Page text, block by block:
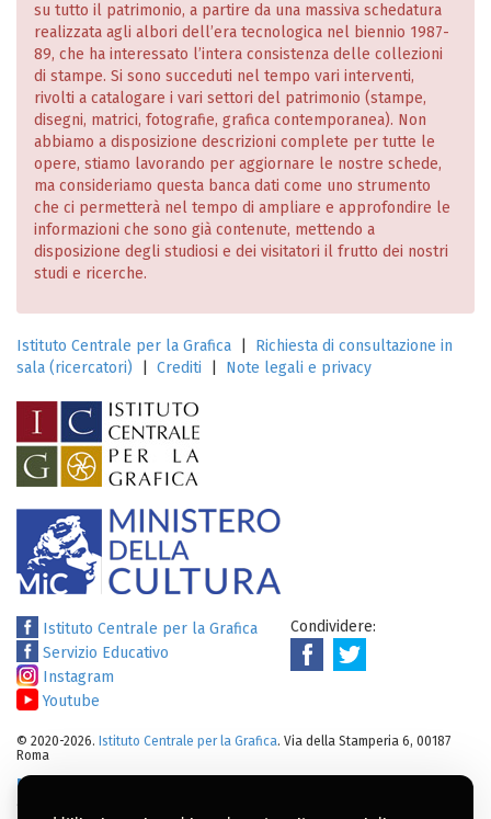
su tutto il patrimonio, a partire da una massiva schedatura
realizzata agli albori dell’era tecnologica nel biennio 1987-
89, che ha interessato l’intera consistenza delle collezioni
di stampe. Si sono succeduti nel tempo vari interventi,
rivolti a catalogare i vari settori del patrimonio (stampe,
disegni, matrici, fotografie, grafica contemporanea). Non
abbiamo a disposizione descrizioni complete per tutte le
opere, stiamo lavorando per aggiornare le nostre schede,
ma consideriamo questa banca dati come uno strumento
che ci permetterà nel tempo di ampliare e approfondire le
informazioni che sono già contenute, mettendo a
disposizione degli studiosi e dei visitatori il frutto dei nostri
studi e ricerche.
Istituto Centrale per la Grafica
Richiesta di consultazione in
sala (ricercatori)
Crediti Note legali e privacy
Istituto Centrale per la Grafica
Servizio Educativo
Instagram
Youtube
Condividere:
© 2020-2026. Istituto Centrale per la Grafica. Via della Stamperia 6, 00187
Roma
Note legali
altro materiale pubblicato su questo sito sono soggetti alle leggi sul